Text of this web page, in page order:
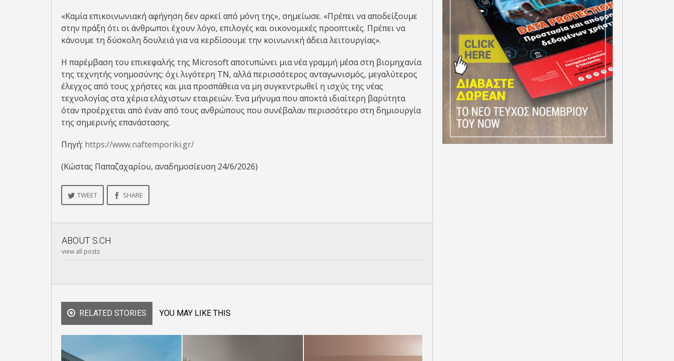
«Καμία επικοινωνιακή αφήγηση δεν αρκεί από μόνη της», σημείωσε. «Πρέπει να αποδείξουμε
στην πράξη ότι οι άνθρωποι έχουν λόγο, επιλογές και οικονομικές προοπτικές. Πρέπει να
κάνουμε τη δύσκολη δουλειά για να κερδίσουμε την κοινωνική άδεια λειτουργίας».
Η παρέμβαση του επικεφαλής της Microsoft αποτυπώνει μια νέα γραμμή μέσα στη βιομηχανία
της τεχνητής νοημοσύνης: όχι λιγότερη ΤΝ, αλλά περισσότερος ανταγωνισμός, μεγαλύτερος
έλεγχος από τους χρήστες και μια προσπάθεια να μη συγκεντρωθεί η ισχύς της νέας
τεχνολογίας στα χέρια ελάχιστων εταιρειών. Ένα μήνυμα που αποκτά ιδιαίτερη βαρύτητα
όταν προέρχεται από έναν από τους ανθρώπους που συνέβαλαν περισσότερο στη δημιουργία
της σημερινής επανάστασης.
Πηγή: https://www.naftemporiki.gr/
(Κώστας Παπαζαχαρίου, αναδημοσίευση 24/6/2026)
TWEET SHARE
ABOUT S.CH.
view all posts
RELATED STORIES YOU MAY LIKE THIS